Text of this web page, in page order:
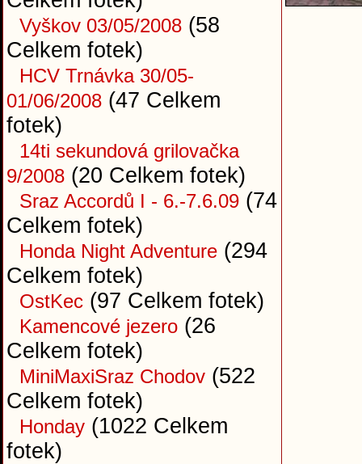
Vyškov 03/05/2008 (58
Celkem fotek)
HCV Trnávka 30/05-
01/06/2008 (47 Celkem
fotek)
14ti sekundová grilovačka
9/2008 (20 Celkem fotek)
Sraz Accordů I - 6.-7.6.09 (74
Celkem fotek)
Honda Night Adventure (294
Celkem fotek)
OstKec (97 Celkem fotek)
Kamencové jezero (26
Celkem fotek)
MiniMaxiSraz Chodov (522
Celkem fotek)
Honday (1022 Celkem
fotek)